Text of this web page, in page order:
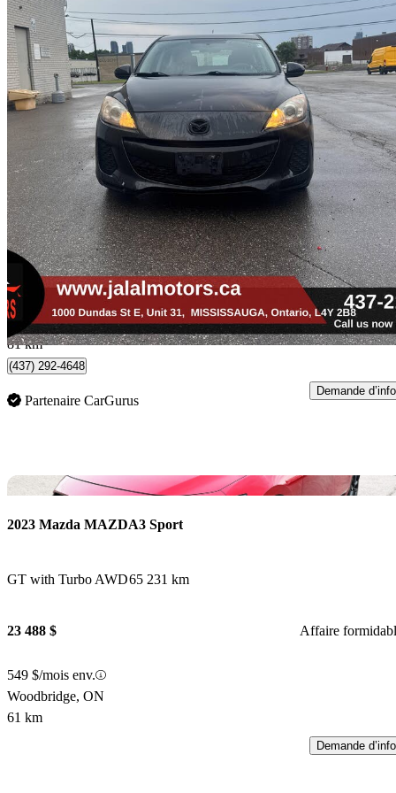
2013 Mazda MAZDA3 Sport
GX200 637 km
3 999 $ Affaire
74 $/mois env.
Mississauga, ON
81 km
(437) 292-4648
Partenaire CarGurus
Demande d’info
2023 Mazda MAZDA3 Sport
GT with Turbo AWD65 231 km
23 488 $ Affaire
549 $/mois env.
Woodbridge, ON
61 km
Demande d’info